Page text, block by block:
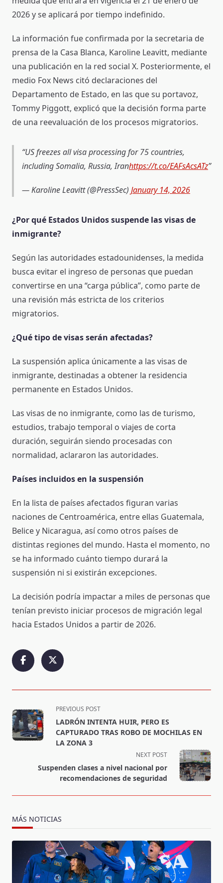
2026 y se aplicará por tiempo indefinido.
La información fue confirmada por la secretaria de
prensa de la Casa Blanca, Karoline Leavitt, mediante
una publicación en la red social X. Posteriormente, el
medio Fox News citó declaraciones del
Departamento de Estado, en las que su portavoz,
Tommy Piggott, explicó que la decisión forma parte
de una reevaluación de los procesos migratorios.
US freezes all visa processing for 75 countries,
including Somalia, Russia, Iranhttps://t.co/EAFsAcsATz
— Karoline Leavitt (@PressSec) January 14, 2026
¿Por qué Estados Unidos suspende las visas de
inmigrante?
Según las autoridades estadounidenses, la medida
busca evitar el ingreso de personas que puedan
convertirse en una “carga pública”, como parte de
una revisión más estricta de los criterios
migratorios.
¿Qué tipo de visas serán afectadas?
La suspensión aplica únicamente a las visas de
inmigrante, destinadas a obtener la residencia
permanente en Estados Unidos.
Las visas de no inmigrante, como las de turismo,
estudios, trabajo temporal o viajes de corta
duración, seguirán siendo procesadas con
normalidad, aclararon las autoridades.
Países incluidos en la suspensión
En la lista de países afectados figuran varias
naciones de Centroamérica, entre ellas Guatemala,
Belice y Nicaragua, así como otros países de
distintas regiones del mundo. Hasta el momento, no
se ha informado cuánto tiempo durará la
suspensión ni si existirán excepciones.
La decisión podría impactar a miles de personas que
tenían previsto iniciar procesos de migración legal
hacia Estados Unidos a partir de 2026.
<span
class="nav-
subtitle
screen-
text">Page</span>
PREVIOUS POST
LADRÓN INTENTA HUIR, PERO ES
CAPTURADO TRAS ROBO DE MOCHILAS EN
LA ZONA 3
NEXT POST
Suspenden clases a nivel nacional por
recomendaciones de seguridad
MÁS NOTICIAS